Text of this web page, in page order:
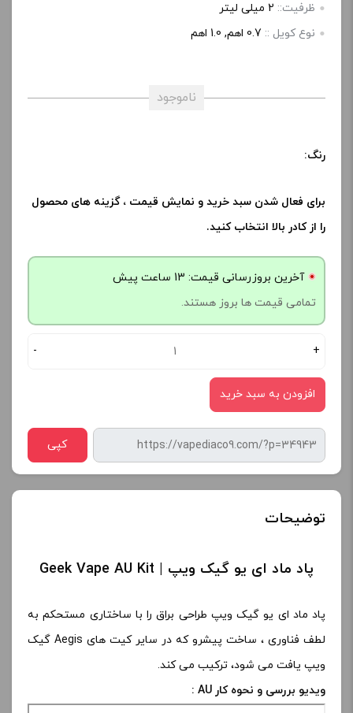
ظرفیت:: 2 میلی لیتر
نوع کویل :: 0.7 اهم, 1.0 اهم
ناموجود
رنگ:
برای فعال شدن سبد خرید و نمایش قیمت ، گزینه های محصول
را از کادر بالا انتخاب کنید.
آخرین بروزرسانی قیمت: 13 ساعت پیش
تمامی قیمت ها بروز هستند.
- +
افزودن به سبد خرید
کپی
توضیحات
پاد ماد ای یو گیک ویپ | Geek Vape AU Kit
پاد ماد ای یو گیک ویپ طراحی براق را با ساختاری مستحکم به
لطف فناوری ، ساخت پیشرو که در سایر کیت های Aegis گیک
ویپ یافت می شود، ترکیب می کند.
ویدیو بررسی و نحوه کار AU :